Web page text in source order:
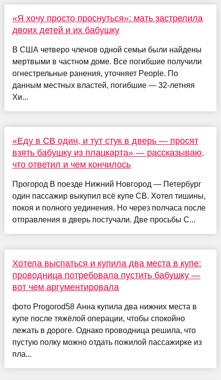
«Я хочу просто проснуться»: мать застрелила
двоих детей и их бабушку
В США четверо членов одной семьи были найдены
мертвыми в частном доме. Все погибшие получили
огнестрельные ранения, уточняет People. По
данным местных властей, погибшие — 32-летняя
Хи...
«Еду в СВ один, и тут стук в дверь — просят
взять бабушку из плацкарта» — рассказываю,
что ответил и чем кончилось
Прогород В поезде Нижний Новгород — Петербург
один пассажир выкупил всё купе СВ. Хотел тишины,
покоя и полного уединения. Но через полчаса после
отправления в дверь постучали. Две просьбы С...
Хотела выспаться и купила два места в купе:
проводница потребовала пустить бабушку —
вот чем аргументировала
фото Progorod58 Анна купила два нижних места в
купе после тяжёлой операции, чтобы спокойно
лежать в дороге. Однако проводница решила, что
пустую полку можно отдать пожилой пассажирке из
пла...